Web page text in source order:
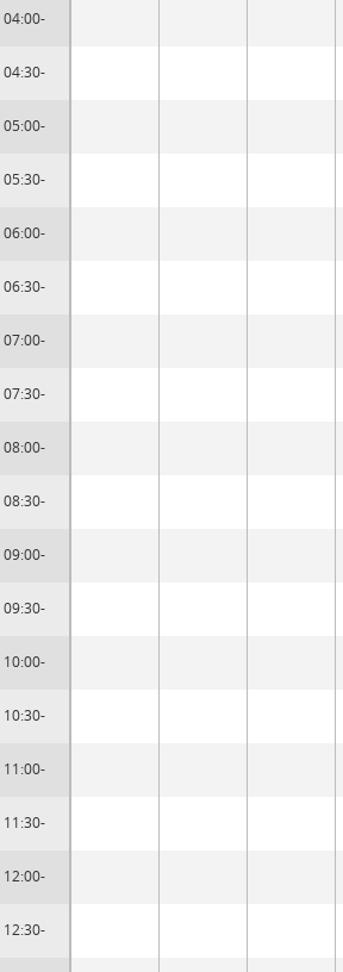
04:00-
04:30-
05:00-
05:30-
06:00-
06:30-
07:00-
07:30-
08:00-
08:30-
09:00-
09:30-
10:00-
10:30-
11:00-
11:30-
12:00-
12:30-